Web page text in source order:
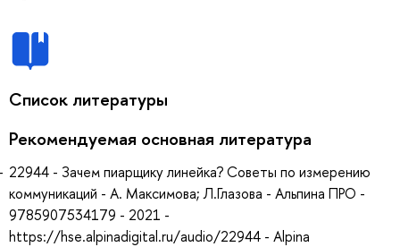
Список литературы
Рекомендуемая основная литература
22944 - Зачем пиарщику линейка? Советы по измерению
коммуникаций - А. Максимова; Л.Глазова - Альпина ПРО -
9785907534179 - 2021 -
https://hse.alpinadigital.ru/audio/22944 - Alpina